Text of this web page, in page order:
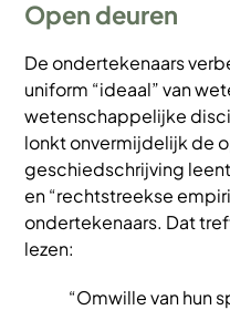
Open deuren
De ondertekenaars
uniform “ideaal” van
wetenschappelijke
lonkt onvermijdelijk de
geschiedschrijving
en “rechtstreekse
ondertekenaars. Dat
lezen:
“Omwille van hun